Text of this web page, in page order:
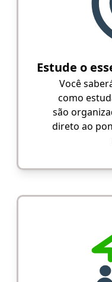
Estude o
Você
como
são
direto ao